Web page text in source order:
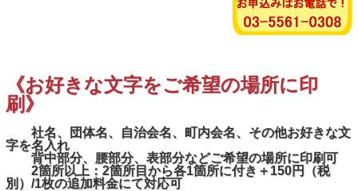
《お好きな文字をご希望の場所に印
刷》
社名、団体名、自治会名、町内会名、その他お好きな文
字を名入れ
背中部分、腰部分、表部分などご希望の場所に印刷可
2箇所以上：2箇所目から各1箇所に付き＋150円（税
別）/1枚の追加料金にて対応可